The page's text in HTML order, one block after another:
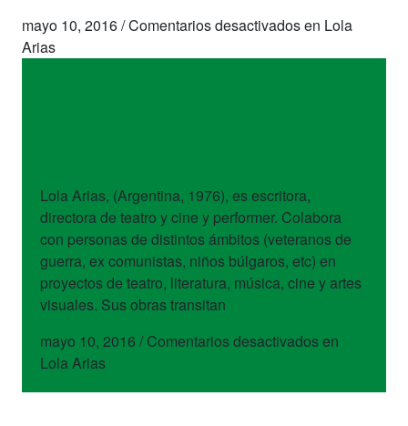
mayo 10, 2016/Comentarios desactivadosen Lola
Arias
Lola Arias, (Argentina, 1976), es escritora,
directora de teatro y cine y performer. Colabora
con personas de distintos ámbitos (veteranos de
guerra, ex comunistas, niños búlgaros, etc) en
proyectos de teatro, literatura, música, cine y artes
visuales. Sus obras transitan
mayo 10, 2016 / Comentarios desactivadosen
Lola Arias